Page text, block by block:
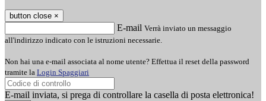
button close ×
E-mail Verrà inviato un messaggio
all'indirizzo indicato con le istruzioni necessarie.
Non hai una e-mail associata al nome utente? Effettua il reset della password
tramite la Login Spaggiari
E-mail inviata, si prega di controllare la casella di posta elettronica!